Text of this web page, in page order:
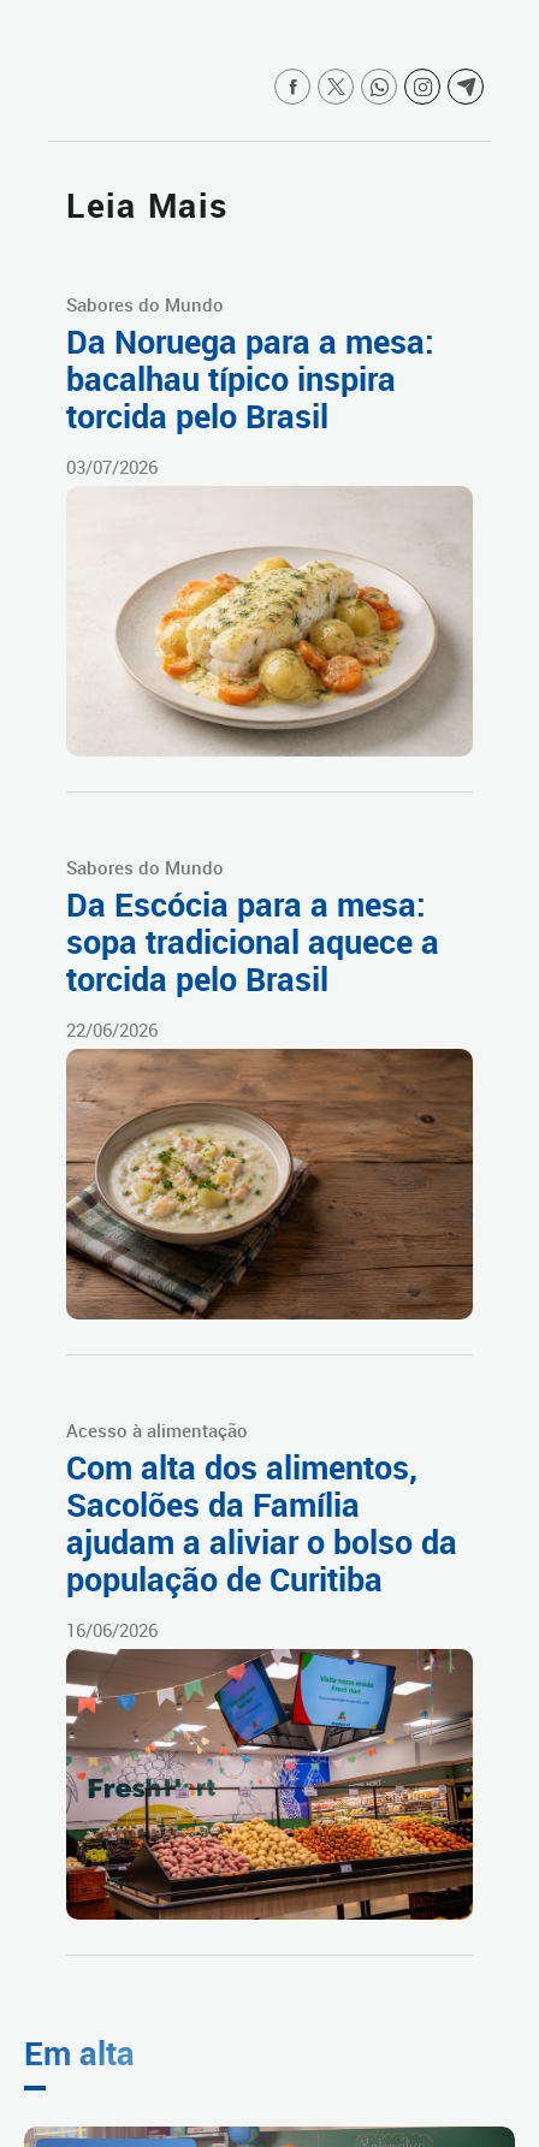
Leia Mais
Sabores do Mundo
Da Noruega para a mesa:
bacalhau típico inspira
torcida pelo Brasil
03/07/2026
Sabores do Mundo
Da Escócia para a mesa:
sopa tradicional aquece a
torcida pelo Brasil
22/06/2026
Acesso à alimentação
Com alta dos alimentos,
Sacolões da Família
ajudam a aliviar o bolso da
população de Curitiba
16/06/2026
Em alta